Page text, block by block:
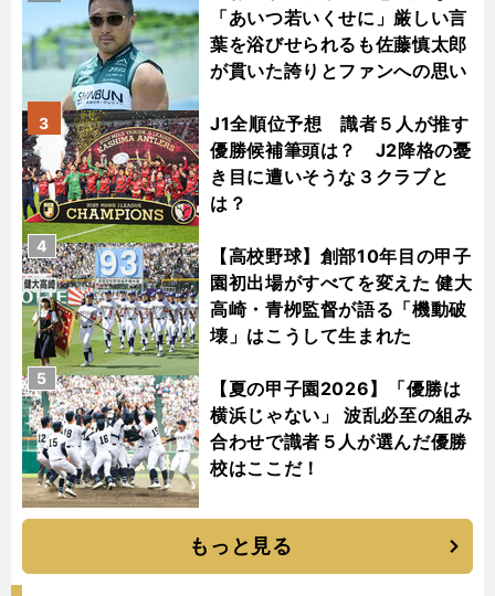
「あいつ若いくせに」厳しい言
葉を浴びせられるも佐藤慎太郎
が貫いた誇りとファンへの思い
J1全順位予想 識者５人が推す
優勝候補筆頭は？ J2降格の憂
き目に遭いそうな３クラブと
は？
3
【高校野球】創部10年目の甲子
園初出場がすべてを変えた 健大
高崎・青栁監督が語る「機動破
壊」はこうして生まれた
4
【夏の甲子園2026】「優勝は
横浜じゃない」 波乱必至の組み
合わせで識者５人が選んだ優勝
校はここだ！
5
もっと見る